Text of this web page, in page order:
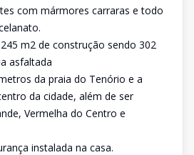
com mármores carraras e todo
m2 de construção sendo 302
asfaltada
da praia do Tenório e a
da cidade, além de ser
Vermelha do Centro e
instalada na casa.